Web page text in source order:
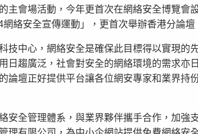
主會場活動，今年更首次在網絡安全博覽
絡安全宣傳運動」，更首次舉辦香港分論
技中心，網絡安全是確保此目標得以實現
日趨廣泛，社會對安全的網絡環境的需求
論壇正好提供平台讓各位網安專家和業界
安全管理體系，與業界夥伴攜手合作，加